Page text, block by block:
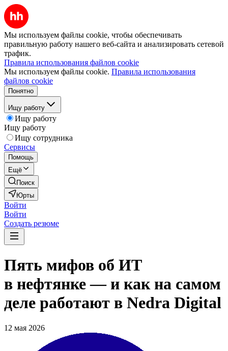
Мы используем файлы cookie, чтобы обеспечивать
правильную работу нашего веб-сайта и анализировать сетевой
трафик.
Правила использования файлов cookie
Мы используем файлы cookie. Правила использования
файлов cookie
Понятно
Ищу работу
Ищу работу
Ищу работу
Ищу сотрудника
Сервисы
Помощь
Ещё
Поиск
Юрты
Войти
Войти
Создать резюме
Пять мифов об ИТ
в нефтянке — и как на самом
деле работают в Nedra Digital
12 мая 2026